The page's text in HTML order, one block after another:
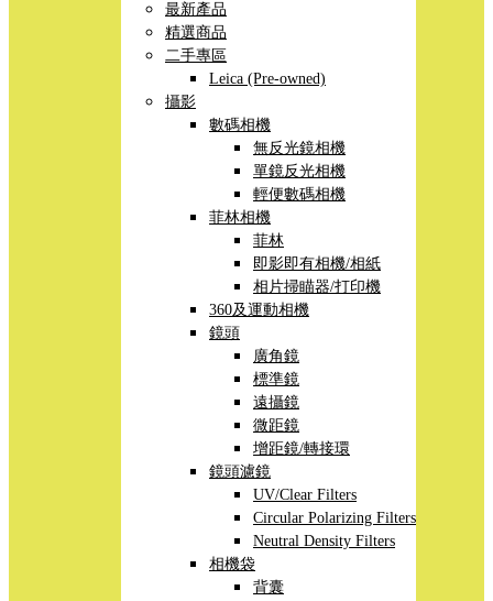
最新產品
精選商品
二手專區
Leica (Pre-owned)
攝影
數碼相機
無反光鏡相機
單鏡反光相機
輕便數碼相機
菲林相機
菲林
即影即有相機/相紙
相片掃瞄器/打印機
360及運動相機
鏡頭
廣角鏡
標準鏡
遠攝鏡
微距鏡
增距鏡/轉接環
鏡頭濾鏡
UV/Clear Filters
Circular Polarizing Filters
Neutral Density Filters
相機袋
背囊